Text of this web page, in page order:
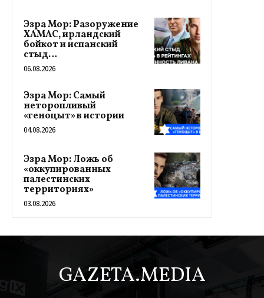
Эзра Мор: Разоружение
ХАМАС, ирландский
бойкот и испанский
стыд…
06.08.2026
Эзра Мор: Самый
неторопливый
«геноцыт» в истории
04.08.2026
Эзра Мор: Ложь об
«оккупированных
палестинских
территориях»
03.08.2026
GAZETA.MEDIA